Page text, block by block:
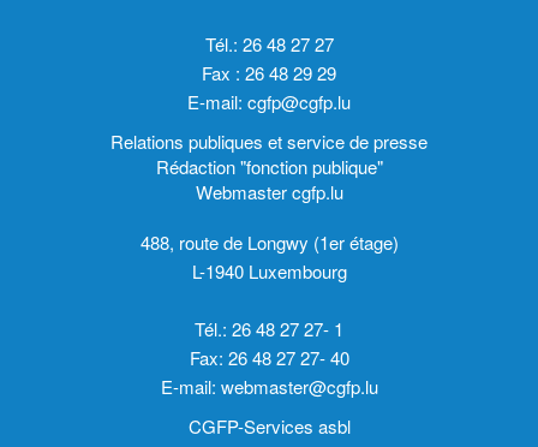
Tél.: 26 48 27 27
Fax : 26 48 29 29
E-mail: cgfp@cgfp.lu
Relations publiques et service de presse
Rédaction "fonction publique"
Webmaster cgfp.lu
488, route de Longwy (1er étage)
L-1940 Luxembourg
Tél.: 26 48 27 27- 1
Fax: 26 48 27 27- 40
E-mail: webmaster@cgfp.lu
CGFP-Services asbl